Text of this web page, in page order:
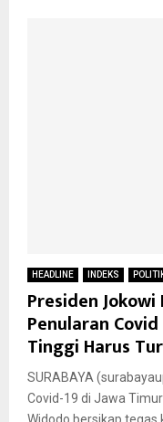
HEADLINE INDEKS
Presiden
Penularan
Tinggi Harus
SURABAYA
Covid-19 di Jawa